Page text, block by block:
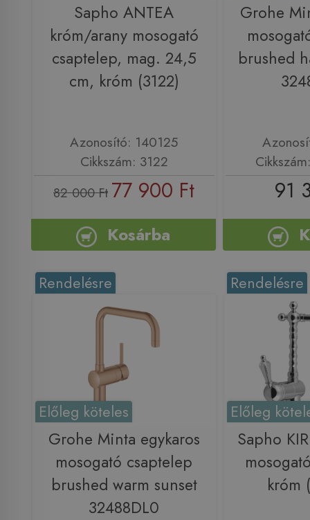
Sapho ANTEA
króm/arany mosogató
csaptelep, mag. 24,5
cm, króm (3122)
Azonosító: 140125
Cikkszám: 3122
82 000 Ft 77 900 Ft
Kosárba
Grohe
brushed
91
Rendelésre
Előleg köteles
Grohe Minta egykaros
mosogató csaptelep
brushed warm sunset
32488DL0
Rendelésre
Előleg
Sapho
króm